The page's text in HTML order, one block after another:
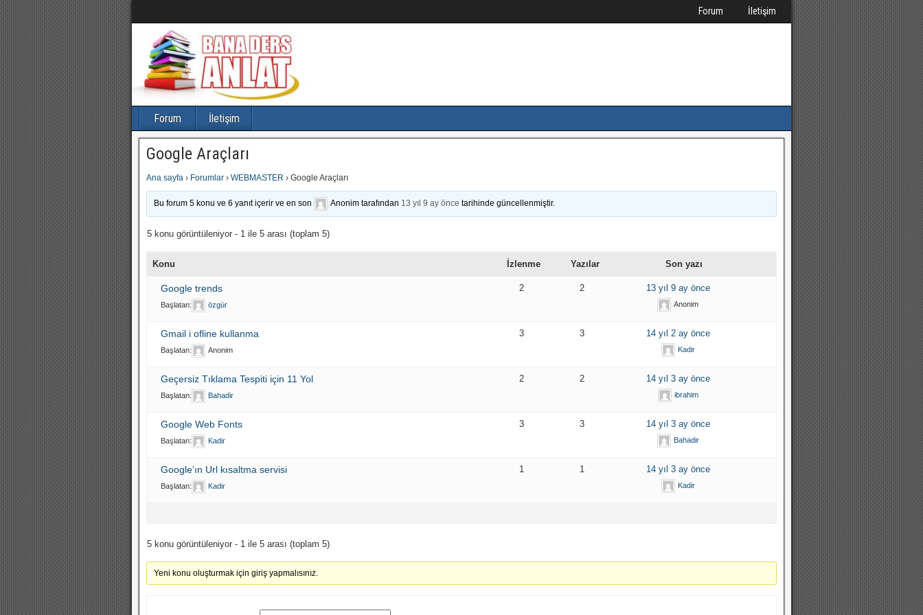
Forum İletişim
Forum İletişim
Google Araçları
Ana sayfa › Forumlar › WEBMASTER › Google Araçları
Bu forum 5 konu ve 6 yanıt içerir ve en son Anonimtarafından 13 yıl 9 ay önce tarihinde güncellenmiştir.
5 konu görüntüleniyor - 1 ile 5 arası (toplam 5)
Konu İzlenme Yazılar Son yazı
Google trends
Başlatan: özgür
2 2 13 yıl 9 ay önce
Anonim
Gmail i ofline kullanma
Başlatan: Anonim
3 3 14 yıl 2 ay önce
Kadir
Geçersiz Tıklama Tespiti için 11 Yol
Başlatan: Bahadir
2 2 14 yıl 3 ay önce
ibrahim
Google Web Fonts
Başlatan: Kadir
3 3 14 yıl 3 ay önce
Bahadir
Google’ın Url kısaltma servisi
Başlatan: Kadir
1 1 14 yıl 3 ay önce
Kadir
5 konu görüntüleniyor - 1 ile 5 arası (toplam 5)
Yeni konu oluşturmak için giriş yapmalısınız.